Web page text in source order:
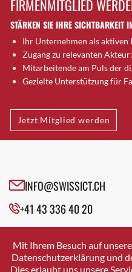
Brugg AG
Brütten
Bubendorf
Bubikon
Buchs (SG)
Bäretswil
Bülach
Cazis
Crissier
Davos Platz
Dierikon
Dietikon
FIRMENMITGLIED
STÄRKEN SIE IHRE SICHTBARKEIT
Ihr Unternehmen als aktiven
Zugang zu relevanten
Mitarbeitende am Puls der
Gezielte Unterstützung für
Jetzt Mitglied werden
INFO@SWISSICT.CH
+41 43 336 40 20
SWISSICT
VULKANSTRASSE 120
8048 ZURICH
Mit Ihrem Besuch auf
Datenschutzerklärung und
Dies erlaubt uns unsere